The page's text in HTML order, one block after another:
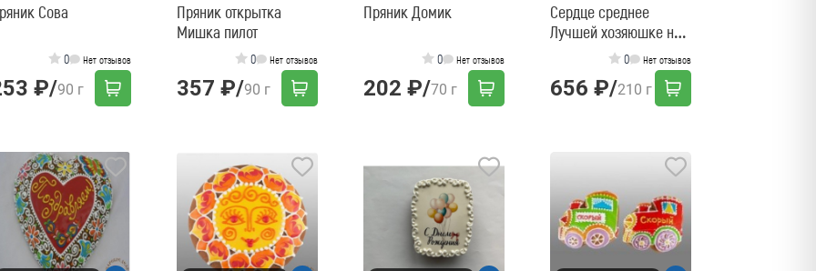
Сова
0 Нет отзывов
₽/90 г
Пряник открытка
Мишка пилот
0 Нет отзывов
357 ₽/90 г
Пряник Домик
0 Нет отзывов
202 ₽/70 г
Сердце среднее
Лучшей хозяюшке на
0 Нет отзывов
656 ₽/210 г